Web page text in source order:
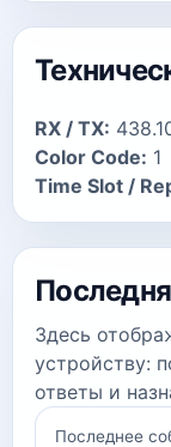
RX / TX:
Color Code: 1
Time Slot /
Здесь
устройству:
ответы и
Последнее